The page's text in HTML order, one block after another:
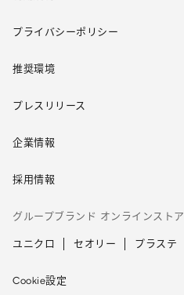
プライバシーポリシー
推奨環境
プレスリリース
企業情報
採用情報
グループブランド オンラインストア
ユニクロ セオリー プラステ
Cookie設定